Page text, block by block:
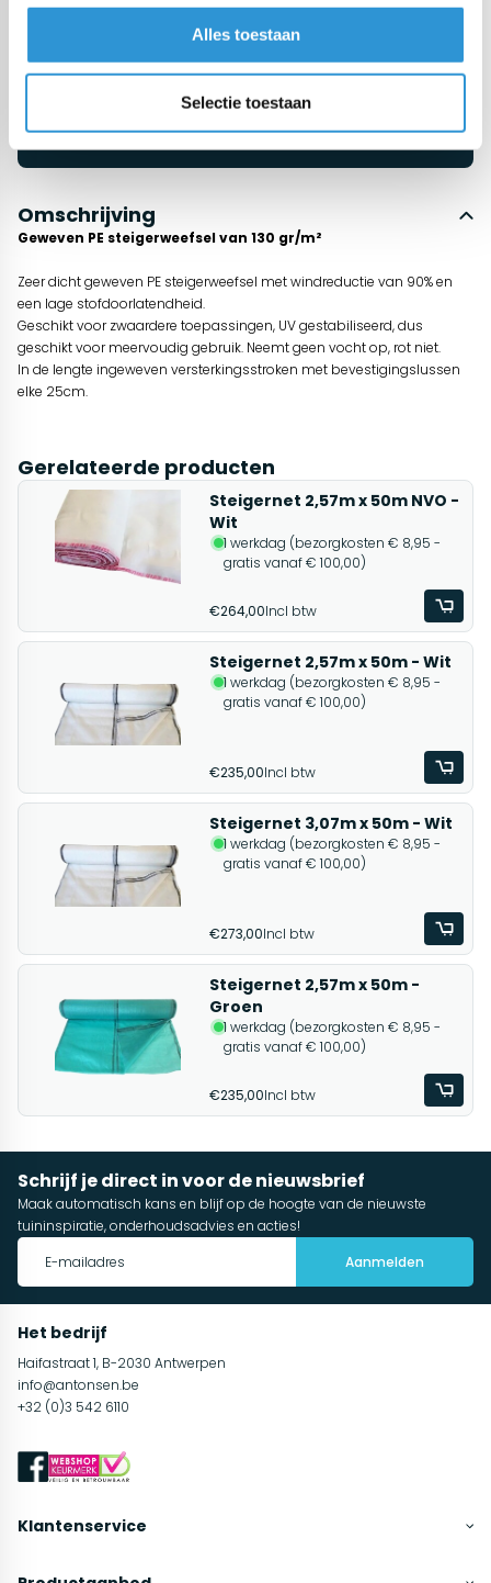
Alles toestaan
Selectie toestaan
Vragen over dit product:
Start chat
Omschrijving
Geweven PE steigerweefsel van 130 gr/m²
Zeer dicht geweven PE steigerweefsel met windreductie van 90% en
een lage stofdoorlatendheid.
Geschikt voor zwaardere toepassingen, UV gestabiliseerd, dus
geschikt voor meervoudig gebruik. Neemt geen vocht op, rot niet.
In de lengte ingeweven versterkingsstroken met bevestigingslussen
elke 25cm.
Gerelateerde producten
Steigernet 2,57m x 50m NVO -
Wit
1 werkdag (bezorgkosten € 8,95 -
gratis vanaf € 100,00)
€264,00Incl btw
Steigernet 2,57m x 50m - Wit
1 werkdag (bezorgkosten € 8,95 -
gratis vanaf € 100,00)
€235,00Incl btw
Steigernet 3,07m x 50m - Wit
1 werkdag (bezorgkosten € 8,95 -
gratis vanaf € 100,00)
€273,00Incl btw
Steigernet 2,57m x 50m -
Groen
1 werkdag (bezorgkosten € 8,95 -
gratis vanaf € 100,00)
€235,00Incl btw
Schrijf je direct in voor de nieuwsbrief
Maak automatisch kans en blijf op de hoogte van de nieuwste
tuininspiratie, onderhoudsadvies en acties!
Aanmelden
Het bedrijf
Haifastraat 1, B-2030 Antwerpen
info@antonsen.be
+32 (0)3 542 6110
Klantenservice